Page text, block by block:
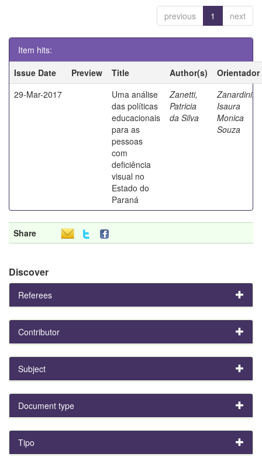
previous 1 next
Item hits:
Issue Date
Preview Title Author(s)
Orientador
29-Mar-2017
Uma análise
das políticas
educacionais
para as
pessoas
com
deficiência
visual no
Estado do
Paraná
Zanetti,
Patricia
da Silva
Zanardini,
Isaura
Monica
Souza
Share
Discover
Referees
Contributor
Subject
Document type
Tipo